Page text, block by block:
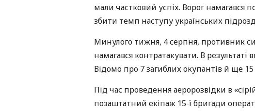
мали частковий успіх. Ворог намагався
збити темп наступу українських
Минулого тижня, 4 серпня, противник
намагався контратакувати. В результаті
Відомо про 7 загиблих окупантів й ще
Під час проведення аеророзвідки в
позаштатний екіпаж 15-ї бригади